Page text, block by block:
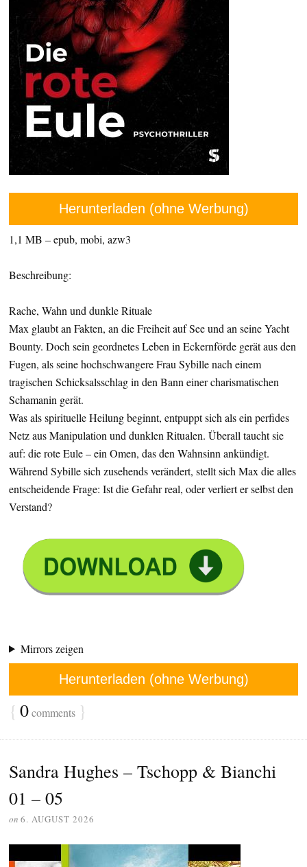
Herunterladen (ohne Werbung)
1,1 MB – epub, mobi, azw3
Beschreibung:
Rache, Wahn und dunkle Rituale
Max glaubt an Fakten, an die Freiheit auf See und an seine Yacht
Bounty. Doch sein geordnetes Leben in Eckernförde gerät aus den
Fugen, als seine hochschwangere Frau Sybille nach einem
tragischen Schicksalsschlag in den Bann einer charismatischen
Schamanin gerät.
Was als spirituelle Heilung beginnt, entpuppt sich als ein perfides
Netz aus Manipulation und dunklen Ritualen. Überall taucht sie
auf: die rote Eule – ein Omen, das den Wahnsinn ankündigt.
Während Sybille sich zusehends verändert, stellt sich Max die alles
entscheidende Frage: Ist die Gefahr real, oder verliert er selbst den
Verstand?
Mirrors zeigen
Herunterladen (ohne Werbung)
{ 0comments }
Sandra Hughes – Tschopp & Bianchi
01 – 05
on 6. AUGUST 2026